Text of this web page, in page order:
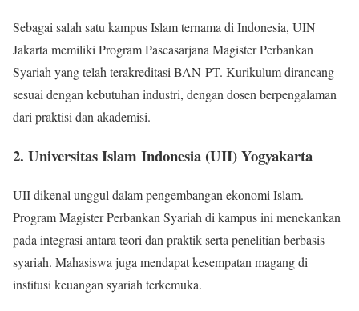
Sebagai salah satu kampus Islam ternama di Indonesia, UIN
Jakarta memiliki Program Pascasarjana Magister Perbankan
Syariah yang telah terakreditasi BAN-PT. Kurikulum dirancang
sesuai dengan kebutuhan industri, dengan dosen berpengalaman
dari praktisi dan akademisi.
2. Universitas Islam Indonesia (UII) Yogyakarta
UII dikenal unggul dalam pengembangan ekonomi Islam.
Program Magister Perbankan Syariah di kampus ini menekankan
pada integrasi antara teori dan praktik serta penelitian berbasis
syariah. Mahasiswa juga mendapat kesempatan magang di
institusi keuangan syariah terkemuka.